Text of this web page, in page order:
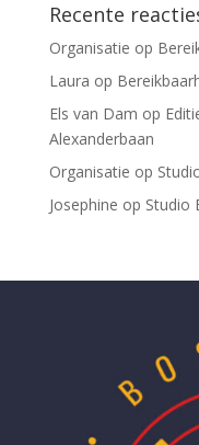
Recente
Organisatie op
Laura op
Els van Dam op
Alexanderbaan
Organisatie op
Josephine op Studio